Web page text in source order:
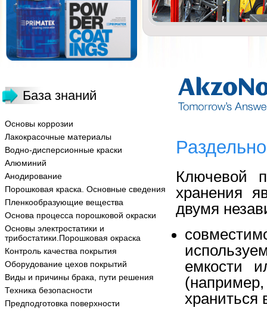
База знаний
Основы коррозии
Лакокрасочные материалы
Водно-дисперсионные краски
Алюминий
Анодирование
Порошковая краска. Основные сведения
Пленкообразующие вещества
Основа процесса порошковой окраски
Основы электростатики и
трибостатики.Порошковая окраска
Контроль качества покрытия
Оборудование цехов покрытий
Виды и причины брака, пути решения
Техника безопасности
Предподготовка поверхности
Ключевой
хранения
двумя
емкости
храниться